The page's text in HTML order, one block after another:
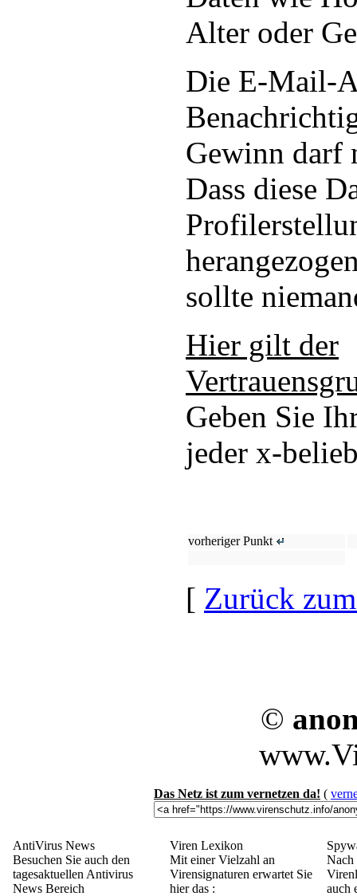
Alter oder
Die E-Mail-
Gewinn darf
Dass diese
sollte
Hier gilt der
Geben Sie
jeder x-
vorheriger Punkt
[ Zurück
©
Das Netz ist zum vernetzen da! (
AntiVirus News
Besuchen Sie auch den
tagesaktuellen Antivirus
News Bereich
Viren Lexikon
Mit einer Vielzahl an
Virensignaturen erwartet Sie
hier das :
Nach
auch